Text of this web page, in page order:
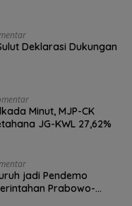
Deklarasi Dukungan
Minut, MJP-CK
JG-KWL 27,62%
jadi Pendemo
Prabowo-